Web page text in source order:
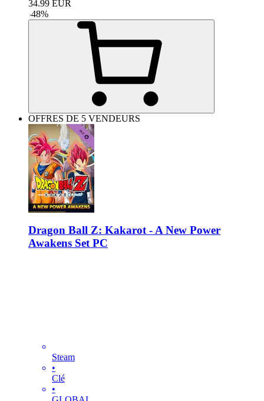
34.99 EUR
-48%
OFFRES DE 5 VENDEURS
Dragon Ball Z: Kakarot - A New Power
Awakens Set PC
Steam
•
Clé
•